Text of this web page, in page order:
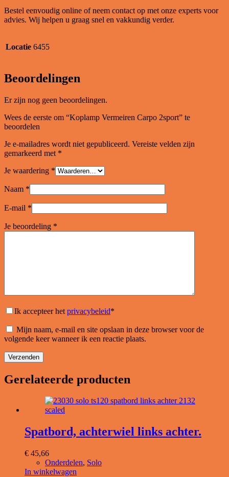
Bestel eenvoudig online of neem contact op met onze experts voor
advies. Wij helpen u graag snel en vakkundig verder.
Locatie 6455
Beoordelingen
Er zijn nog geen beoordelingen.
Wees de eerste om “Koplamp Vermeiren Carpo 2sport” te
beoordelen
Je e-mailadres wordt niet gepubliceerd. Vereiste velden zijn
gemarkeerd met *
Je waardering *
Naam *
E-mail *
Je beoordeling *
Ik accepteer het privacybeleid*
Mijn naam, e-mail en site opslaan in deze browser voor de
volgende keer wanneer ik een reactie plaats.
Verzenden
Gerelateerde producten
Spatbord, achterwiel links achter.
€ 45,66
Onderdelen, Solo
In winkelwagen